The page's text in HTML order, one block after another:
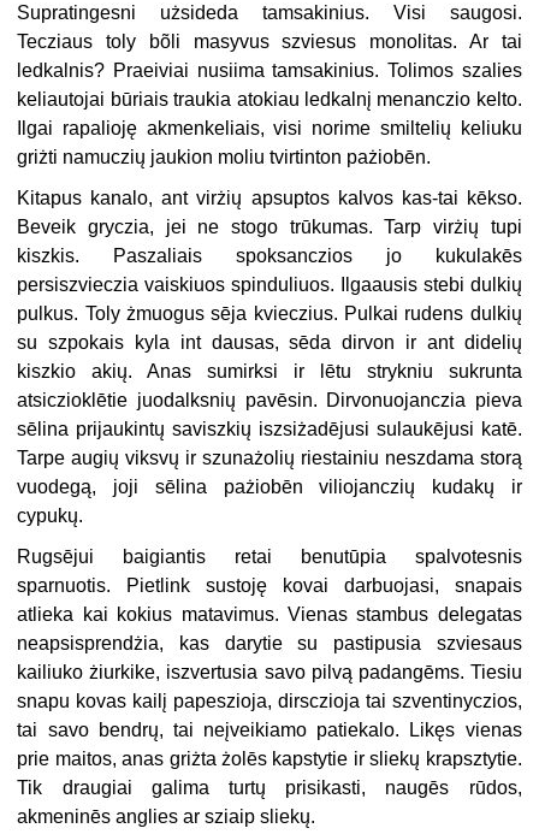
Supratingesni użsideda tamsakinius. Visi saugosi.
Tecziaus toly bõli masyvus szviesus monolitas. Ar tai
ledkalnis? Praeiviai nusiima tamsakinius. Tolimos szalies
keliautojai būriais traukia atokiau ledkalnį menanczio kelto.
Ilgai rapalioję akmenkeliais, visi norime smiltelių keliuku
griżti namuczių jaukion moliu tvirtinton pażiobēn.
Kitapus kanalo, ant virżių apsuptos kalvos kas-tai kēkso.
Beveik gryczia, jei ne stogo trūkumas. Tarp virżių tupi
kiszkis. Paszaliais spoksanczios jo kukulakēs
persiszvieczia vaiskiuos spinduliuos. Ilgaausis stebi dulkių
pulkus. Toly żmuogus sēja kvieczius. Pulkai rudens dulkių
su szpokais kyla int dausas, sēda dirvon ir ant didelių
kiszkio akių. Anas sumirksi ir lētu strykniu sukrunta
atsiczioklētie juodalksnių pavēsin. Dirvonuojanczia pieva
sēlina prijaukintų saviszkių iszsiżadējusi sulaukējusi katē.
Tarpe augių viksvų ir szunażolių riestainiu neszdama storą
vuodegą, joji sēlina pażiobēn viliojanczių kudakų ir
cypukų.
Rugsējui baigiantis retai benutūpia spalvotesnis
sparnuotis. Pietlink sustoję kovai darbuojasi, snapais
atlieka kai kokius matavimus. Vienas stambus delegatas
neapsisprendżia, kas darytie su pastipusia szviesaus
kailiuko żiurkike, iszvertusia savo pilvą padangēms. Tiesiu
snapu kovas kailį papeszioja, dirsczioja tai szventinyczios,
tai savo bendrų, tai neįveikiamo patiekalo. Likęs vienas
prie maitos, anas griżta żolēs kapstytie ir sliekų krapsztytie.
Tik draugiai galima turtų prisikasti, naugēs rūdos,
akmeninēs anglies ar sziaip sliekų.